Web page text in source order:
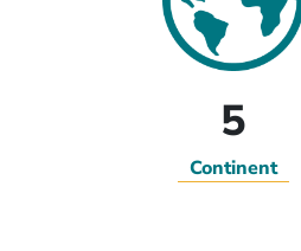
5
Continent